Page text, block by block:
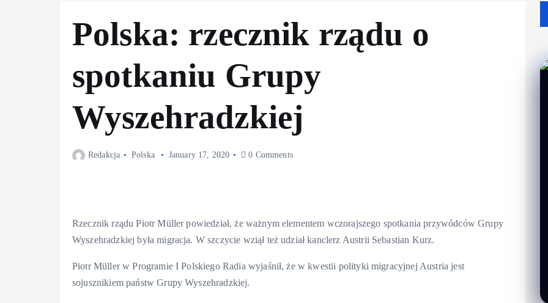
Polska: rzecznik rządu o
spotkaniu Grupy
Wyszehradzkiej
Redakcja Polska January 17, 2020 0 Comments
Rzecznik rządu Piotr Müller powiedział, że ważnym elementem wczorajszego spotkania przywódców Grupy
Wyszehradzkiej była migracja. W szczycie wziął też udział kanclerz Austrii Sebastian Kurz.
Piotr Müller w Programie I Polskiego Radia wyjaśnił, że w kwestii polityki migracyjnej Austria jest
sojusznikiem państw Grupy Wyszehradzkiej.